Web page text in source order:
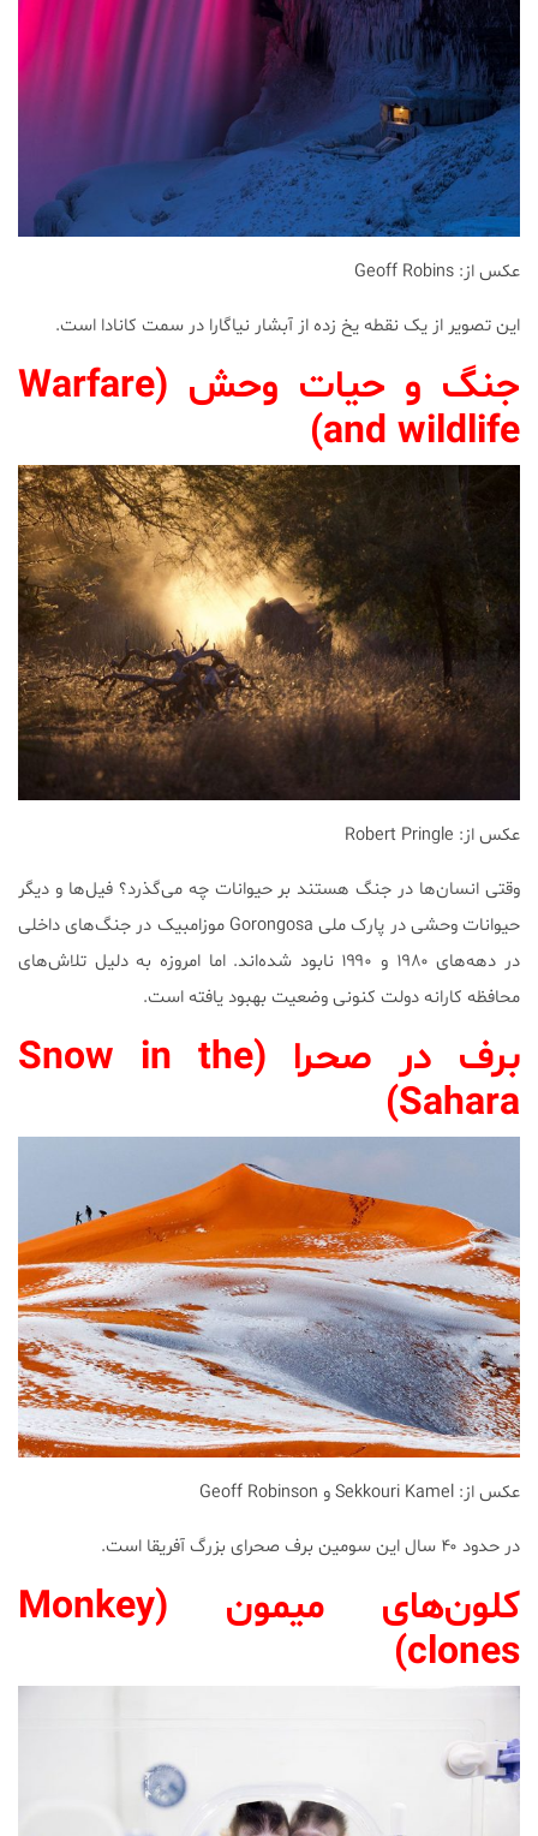
عکس از: Geoff Robins
این تصویر از یک نقطه یخ زده از آبشار نیاگارا در سمت کانادا است.
جنگ و حیات وحش (Warfare
and wildlife)
عکس از: Robert Pringle
وقتی انسان‌ها در جنگ هستند بر حیوانات چه می‌گذرد؟ فیل‌ها و دیگر
حیوانات وحشی در پارک ملی Gorongosa موزامبیک در جنگ‌های داخلی
در دهه‌های ۱۹۸۰ و ۱۹۹۰ نابود شده‌اند. اما امروزه به دلیل تلاش‌های
محافظه کارانه دولت کنونی وضعیت بهبود یافته است.
برف در صحرا (Snow in the
Sahara)
عکس از: Sekkouri Kamel و Geoff Robinson
در حدود ۴۰ سال این سومین برف صحرای بزرگ آفریقا است.
کلون‌های میمون (Monkey
clones)